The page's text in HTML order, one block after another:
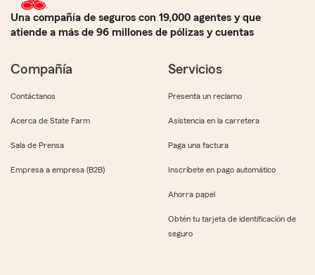
Una compañía de seguros con 19,000 agentes y que
atiende a más de 96 millones de pólizas y cuentas
Compañía
Contáctanos
Acerca de State Farm
Sala de Prensa
Empresa a empresa (B2B)
Servicios
Presenta un reclamo
Asistencia en la carretera
Paga una factura
Inscríbete en pago automático
Ahorra papel
Obtén tu tarjeta de identificación de
seguro